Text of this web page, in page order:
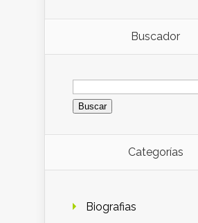
Buscador
Buscar:
Categorías
Biografias